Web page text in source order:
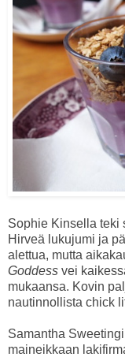
Sophie Kinsella teki
Hirveä lukujumi ja
alettua, mutta
Goddess vei
mukaansa. Kovin
nautinnollista chick
Samantha
maineikkaan